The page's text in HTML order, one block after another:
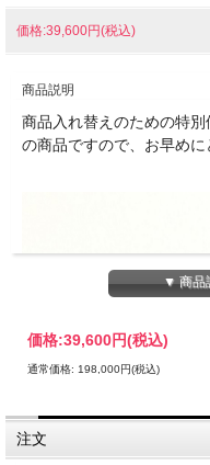
価格:39,600円(税込)
商品説明
商品入れ替えのための特
の商品ですので、お早めに
▼ 商品
価格:39,600円(税込)
通常価格: 198,000円(税込)
注文